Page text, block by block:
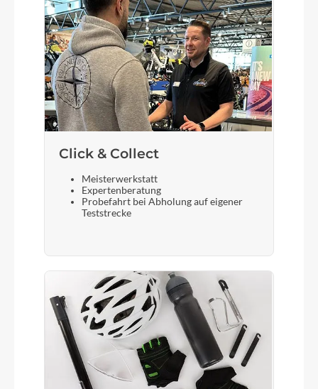
Flat Mount Disc
Sattelstütze
Litening C:68X® Aero, Comfort Flex
Click & Collect
Meisterwerkstatt
Expertenberatung
Probefahrt bei Abholung auf eigener
Teststrecke